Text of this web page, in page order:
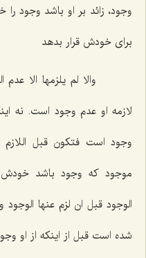
وجود، زائد بر او باشد وجود
براى خودش قرار بدهد
والا لم یلزمها الا عدم
لازمه او عدم وجود است. نه
وجود است فتکون قبل
موجود كه وجود باشد
الوجود قبل ان لزم عنها
شده است قبل از اینكه از او